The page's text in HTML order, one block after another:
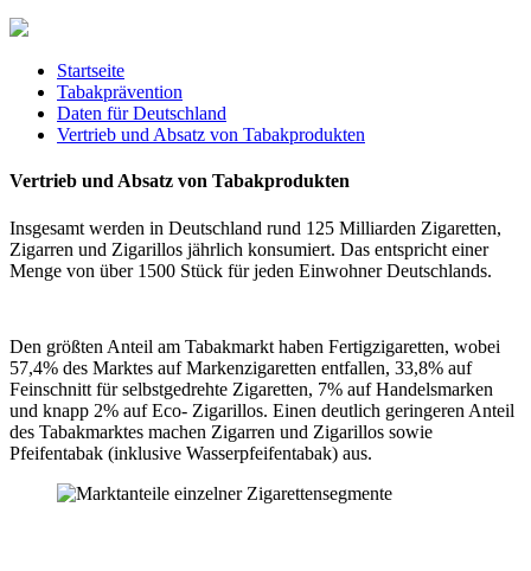
Startseite
Tabakprävention
Daten für Deutschland
Vertrieb und Absatz von Tabakprodukten
Vertrieb und Absatz von Tabakprodukten
Insgesamt werden in Deutschland rund 125 Milliarden Zigaretten,
Zigarren und Zigarillos jährlich konsumiert. Das entspricht einer
Menge von über 1500 Stück für jeden Einwohner Deutschlands.
Den größten Anteil am Tabakmarkt haben Fertigzigaretten, wobei
57,4% des Marktes auf Markenzigaretten entfallen, 33,8% auf
Feinschnitt für selbstgedrehte Zigaretten, 7% auf Handelsmarken
und knapp 2% auf Eco- Zigarillos. Einen deutlich geringeren Anteil
des Tabakmarktes machen Zigarren und Zigarillos sowie
Pfeifentabak (inklusive Wasserpfeifentabak) aus.